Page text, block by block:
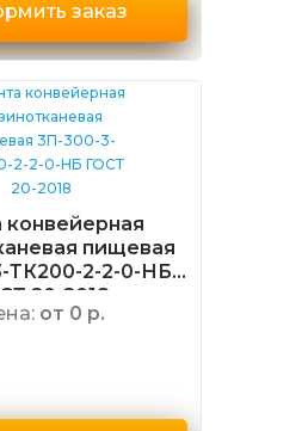
заказ
конвейерная
пищевая
ТК200-2-2-0-НБ
20-2018
от 0 р.